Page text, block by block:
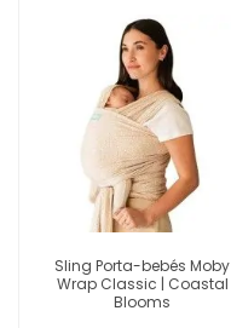
Sling Porta-bebés Moby
Wrap Classic | Coastal
Blooms